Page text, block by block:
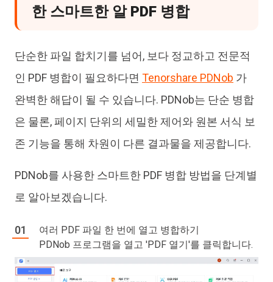
한 스마트한 알 PDF 병합
단순한 파일 합치기를 넘어, 보다 정교하고 전문적
인 PDF 병합이 필요하다면 Tenorshare PDNob 가
완벽한 해답이 될 수 있습니다. PDNob는 단순 병합
은 물론, 페이지 단위의 세밀한 제어와 원본 서식 보
존 기능을 통해 차원이 다른 결과물을 제공합니다.
PDNob를 사용한 스마트한 PDF 병합 방법을 단계별
로 알아보겠습니다.
여러 PDF 파일 한 번에 열고 병합하기
PDNob 프로그램을 열고 'PDF 열기'를 클릭합니다.